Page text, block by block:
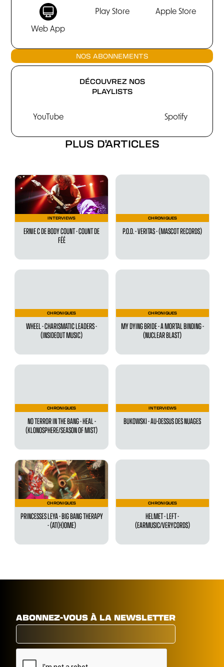
Web App
Play Store Apple Store
NOS ABONNEMENTS
DÉCOUVREZ NOS
PLAYLISTS
YouTube Spotify
PLUS D'ARTICLES
INTERVIEWS
ERNIE C DE BODY COUNT - COUNT DE
FÉÉ
CHRONIQUES
P.O.D. - VERITAS - (MASCOT RECORDS)
CHRONIQUES
WHEEL - CHARISMATIC LEADERS -
(INSIDEOUT MUSIC)
CHRONIQUES
MY DYING BRIDE - A MORTAL BINDING -
(NUCLEAR BLAST)
CHRONIQUES
NO TERROR IN THE BANG - HEAL -
(KLONOSPHERE/SEASON OF MIST)
INTERVIEWS
BUKOWSKI - AU-DESSUS DES NUAGES
CHRONIQUES
PRINCESSES LEYA - BIG BANG THERAPY
- (AT(H)OME)
CHRONIQUES
HELMET - LEFT -
(EARMUSIC/VERYCORDS)
ABONNEZ-VOUS À LA NEWSLETTER